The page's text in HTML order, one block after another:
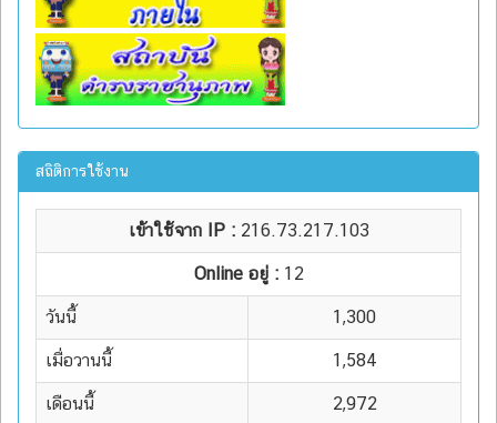
สถิติการใช้งาน
เข้าใช้จาก IP : 216.73.217.103
Online อยู่ : 12
วันนี้ 1,300
เมื่อวานนี้ 1,584
เดือนนี้ 2,972